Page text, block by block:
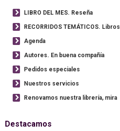
LIBRO DEL MES. Reseña
RECORRIDOS TEMÁTICOS. Libros
Agenda
Autores. En buena compañía
Pedidos especiales
Nuestros servicios
Renovamos nuestra librería, mira
Destacamos